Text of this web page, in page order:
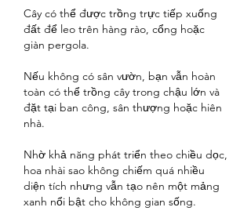
Cây có thể được trồng trực tiếp xuống
đất để leo trên hàng rào, cổng hoặc
giàn pergola.
Nếu không có sân vườn, bạn vẫn hoàn
toàn có thể trồng cây trong chậu lớn và
đặt tại ban công, sân thượng hoặc hiên
nhà.
Nhờ khả năng phát triển theo chiều dọc,
hoa nhài sao không chiếm quá nhiều
diện tích nhưng vẫn tạo nên một mảng
xanh nổi bật cho không gian sống.